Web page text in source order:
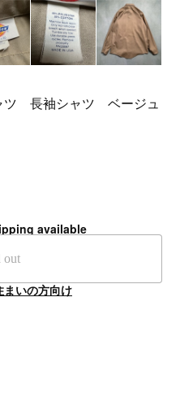
長袖シャツ ベージュ
available
out
まいの方向け